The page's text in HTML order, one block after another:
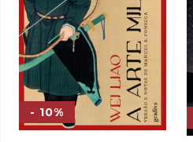
- 10%